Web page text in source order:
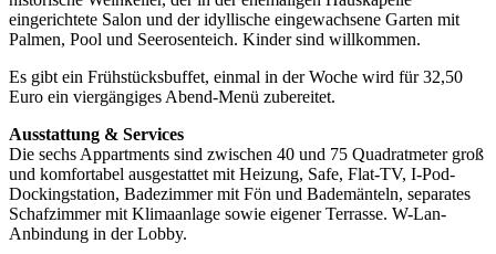
eingerichtete Salon und der idyllische eingewachsene Garten mit
Palmen, Pool und Seerosenteich. Kinder sind willkommen.
Es gibt ein Frühstücksbuffet, einmal in der Woche wird für 32,50
Euro ein viergängiges Abend-Menü zubereitet.
Ausstattung & Services
Die sechs Appartments sind zwischen 40 und 75 Quadratmeter groß
und komfortabel ausgestattet mit Heizung, Safe, Flat-TV, I-Pod-
Dockingstation, Badezimmer mit Fön und Bademänteln, separates
Schafzimmer mit Klimaanlage sowie eigener Terrasse. W-Lan-
Anbindung in der Lobby.